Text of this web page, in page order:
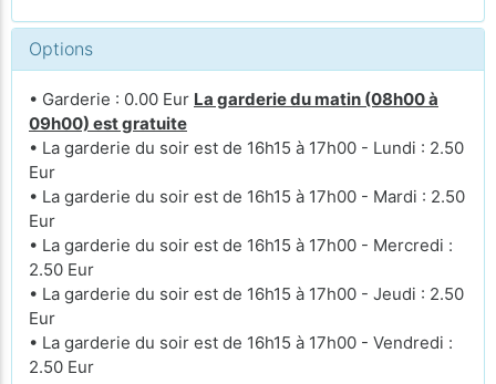
Options
• Garderie : 0.00 Eur La garderie du matin (08h00 à
09h00) est gratuite
• La garderie du soir est de 16h15 à 17h00 - Lundi : 2.50
Eur
• La garderie du soir est de 16h15 à 17h00 - Mardi : 2.50
Eur
• La garderie du soir est de 16h15 à 17h00 - Mercredi :
2.50 Eur
• La garderie du soir est de 16h15 à 17h00 - Jeudi : 2.50
Eur
• La garderie du soir est de 16h15 à 17h00 - Vendredi :
2.50 Eur